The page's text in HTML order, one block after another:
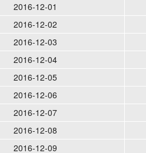
2016-12-01
2016-12-02
2016-12-03
2016-12-04
2016-12-05
2016-12-06
2016-12-07
2016-12-08
2016-12-09